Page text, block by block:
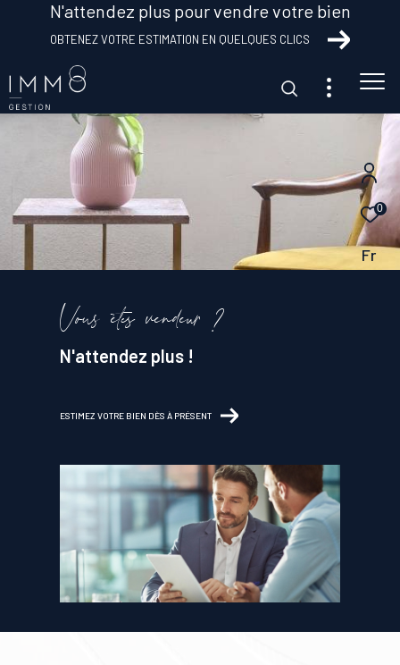
N'attendez plus pour vendre votre bien
OBTENEZ VOTRE ESTIMATION EN QUELQUES CLICS
Client Gestion
0
Fr
Vous êtes vendeur ?
N'attendez plus !
ESTIMEZ VOTRE BIEN DÈS À PRÉSENT